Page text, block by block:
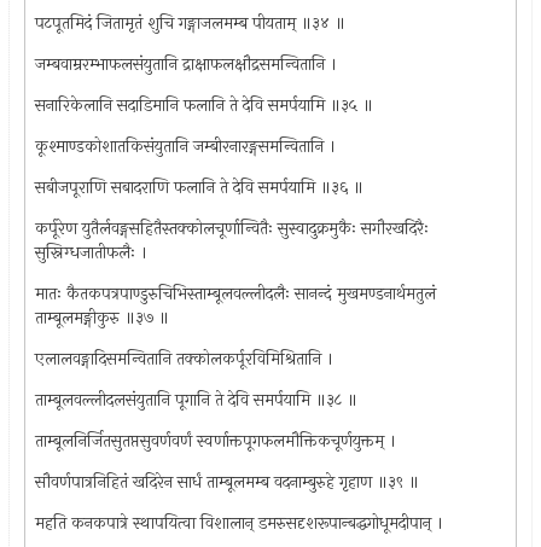
पटपूतमिदं जितामृतं शुचि गङ्गाजलमम्ब पीयताम् ॥३४ ॥
जम्बवाम्ररम्भाफलसंयुतानि द्राक्षाफलक्षौद्रसमन्वितानि ।
सनारिकेलानि सदाडिमानि फलानि ते देवि समर्पयामि ॥३५ ॥
कूश्माण्डकोशातकिसंयुतानि जम्बीरनारङ्गसमन्वितानि ।
सबीजपूराणि सबादराणि फलानि ते देवि समर्पयामि ॥३६ ॥
कर्पूरेण युतैर्लवङ्गसहितैस्तक्कोलचूर्णान्वितैः सुस्वादुक्रमुकैः सगौरखदिरैः
सुस्निग्धजातीफलैः ।
मातः कैतकपत्रपाण्डुरुचिभिस्ताम्बूलवल्लीदलैः सानन्दं मुखमण्डनार्थमतुलं
ताम्बूलमङ्गीकुरु ॥३७ ॥
एलालवङ्गादिसमन्वितानि तक्कोलकर्पूरविमिश्रितानि ।
ताम्बूलवल्लीदलसंयुतानि पूगानि ते देवि समर्पयामि ॥३८ ॥
ताम्बूलनिर्जितसुतप्तसुवर्णवर्णं स्वर्णाक्तपूगफलमौक्तिकचूर्णयुक्तम् ।
सौवर्णपात्रनिहितं खदिरेन सार्धं ताम्बूलमम्ब वदनाम्बुरुहे गृहाण ॥३९ ॥
महति कनकपात्रे स्थापयित्वा विशालान् डमरुसदृशरूपान्बद्धगोधूमदीपान् ।